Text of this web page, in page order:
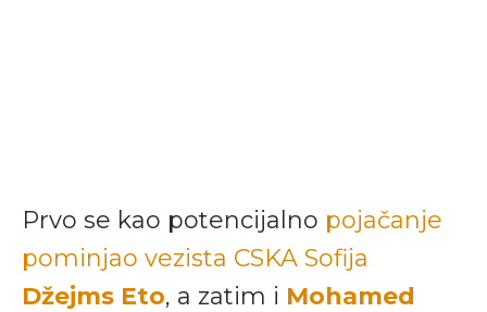
Prvo se kao potencijalno pojačanje
pominjao vezista CSKA Sofija
Džejms Eto, a zatim i Mohamed